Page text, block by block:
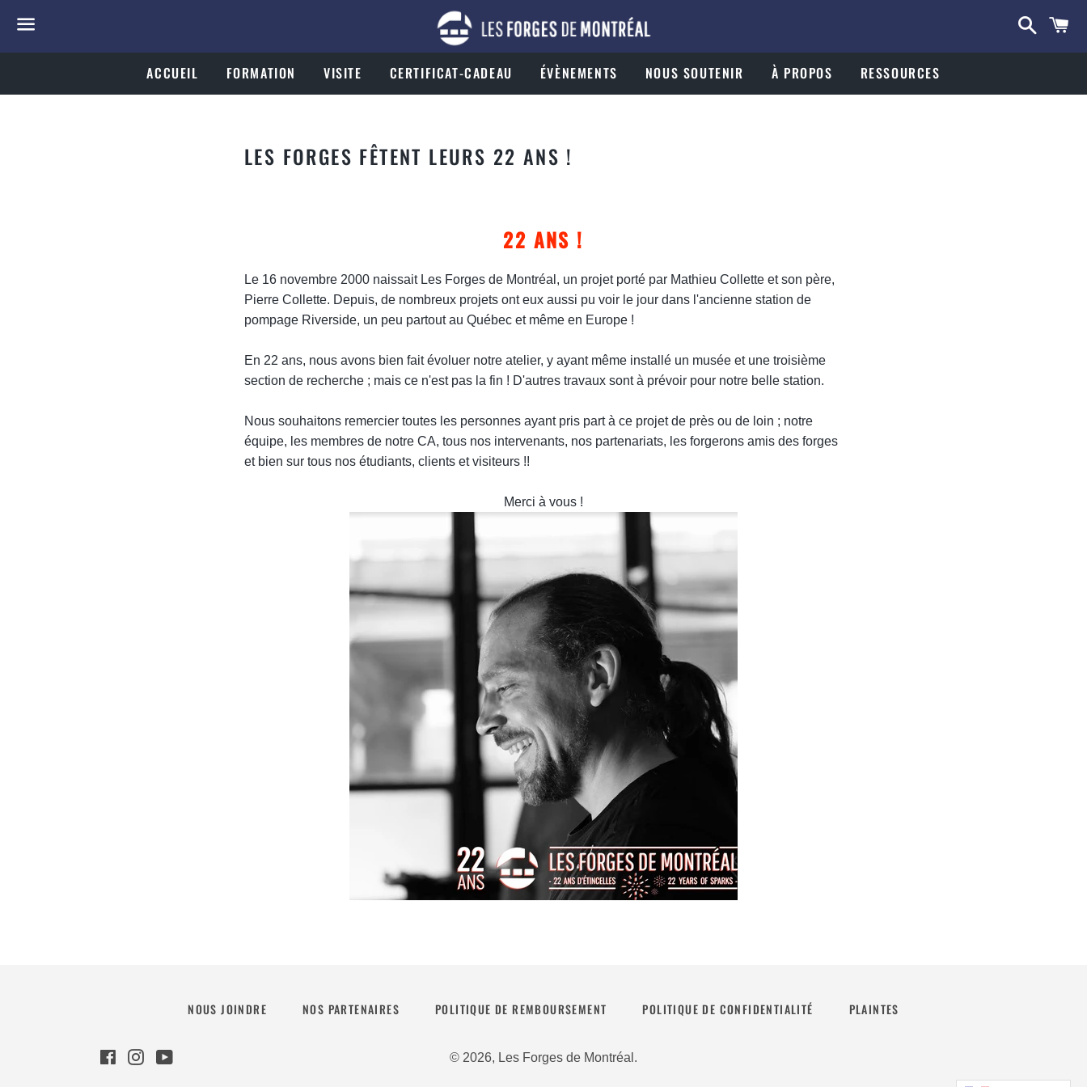
ACCUEIL FORMATION VISITE CERTIFICAT-CADEAU ÉVÈNEMENTS NOUS SOUTENIR À PROPOS RESSOURCES
LES FORGES FÊTENT LEURS 22 ANS !
22 ANS !
Le 16 novembre 2000 naissait Les Forges de Montréal, un projet porté par Mathieu Collette et son père,
Pierre Collette. Depuis, de nombreux projets ont eux aussi pu voir le jour dans l'ancienne station de
pompage Riverside, un peu partout au Québec et même en Europe !
En 22 ans, nous avons bien fait évoluer notre atelier, y ayant même installé un musée et une troisième
section de recherche ; mais ce n'est pas la fin ! D'autres travaux sont à prévoir pour notre belle station.
Nous souhaitons remercier toutes les personnes ayant pris part à ce projet de près ou de loin ; notre
équipe, les membres de notre CA, tous nos intervenants, nos partenariats, les forgerons amis des forges
et bien sur tous nos étudiants, clients et visiteurs !!
Merci à vous !
NOUS JOINDRE NOS PARTENAIRES POLITIQUE DE REMBOURSEMENT POLITIQUE DE CONFIDENTIALITÉ PLAINTES
Facebook
InstagramYouTube © 2026, Les Forges de Montréal .